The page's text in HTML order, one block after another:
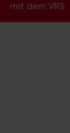
mit dem VRS